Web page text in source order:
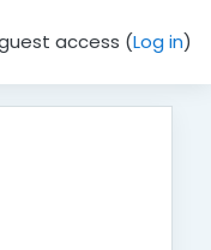
access (Log in)